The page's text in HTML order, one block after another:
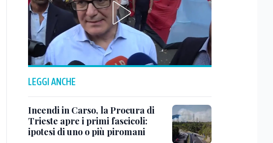
LEGGI ANCHE
Incendi in Carso, la Procura di
Trieste apre i primi fascicoli:
ipotesi di uno o più piromani